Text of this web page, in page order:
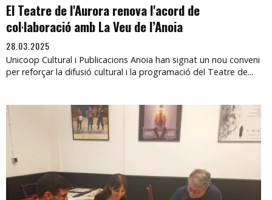
El Teatre de l'Aurora renova l'acord de
col·laboració amb La Veu de l’Anoia
28.03.2025
Unicoop Cultural i Publicacions Anoia han signat un nou conveni
per reforçar la difusió cultural i la programació del Teatre de...